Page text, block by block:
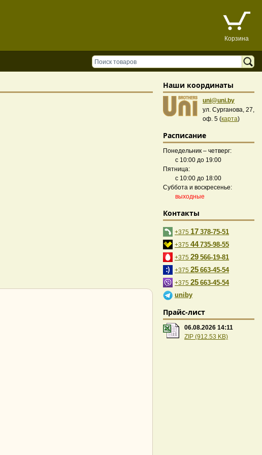
Корзина
Наши координаты
uni@uni.by
ул. Сурганова, 27,
оф. 5 (карта)
Расписание
Понедельник – четверг:
с 10:00 до 19:00
Пятница:
с 10:00 до 18:00
Суббота и воскресенье:
выходные
Контакты
+375 17 378-75-51
+375 44 735-98-55
+375 29 566-19-81
+375 25 663-45-54
+375 25 663-45-54
uniby
Прайс-лист
06.08.2026 14:11
ZIP (912.53 KB)